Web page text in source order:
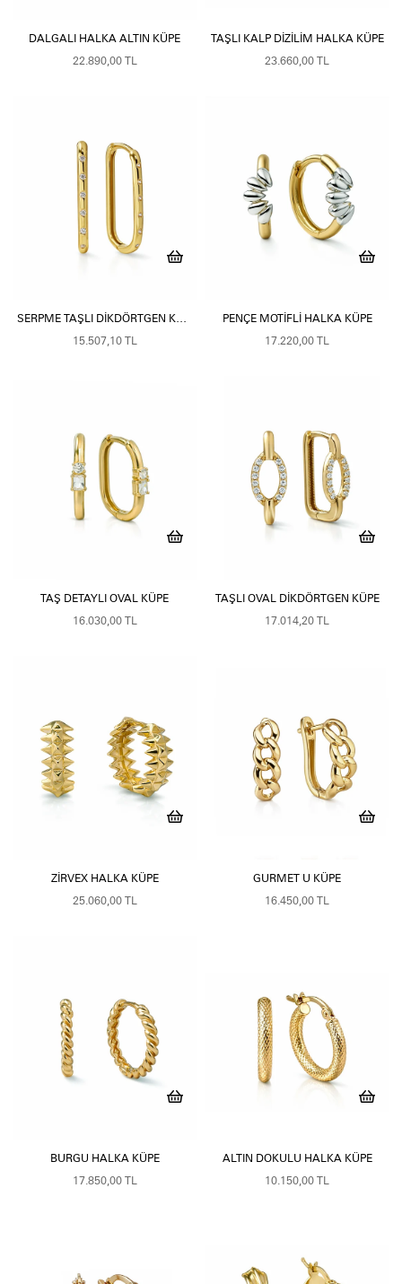
DALGALI HALKA ALTIN KÜPE
22.890,00 TL
TAŞLI KALP DIZILIM HALKA KÜPE
23.660,00 TL
SERPME TAŞLI DIKDÖRTGEN KÜPE-SLIM
15.507,10 TL
PENÇE MOTIFLI HALKA KÜPE
17.220,00 TL
TAŞ DETAYLI OVAL KÜPE
16.030,00 TL
TAŞLI OVAL DIKDÖRTGEN KÜPE
17.014,20 TL
ZIRVEX HALKA KÜPE
25.060,00 TL
GURMET U KÜPE
16.450,00 TL
BURGU HALKA KÜPE
17.850,00 TL
ALTIN DOKULU HALKA KÜPE
10.150,00 TL